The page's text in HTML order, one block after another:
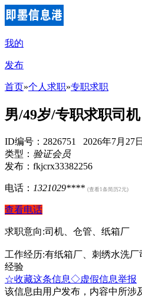
我的
发布
首页»个人求职»专职求职
男/49岁/专职求职司机
ID编号：2826751 2026年7月27
类型： 验证会员
发布：fkjcrx33382256
电话： 1321029**** (查看1条简历2元)
查看电话
求职意向:司机、仓管、纸箱厂
工作经历:有纸箱厂、刺绣水洗
经验
☆收藏这条信息◇虚假信息举报
该信息由用户发布，内容中所涉